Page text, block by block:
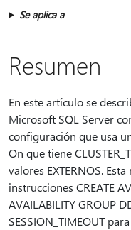
Se aplica a
Resumen
En este artículo se
Microsoft SQL Server
configuración que usa
On que tiene
valores EXTERNOS.
instrucciones CREATE
AVAILABILITY GROUP
SESSION_TIMEOUT